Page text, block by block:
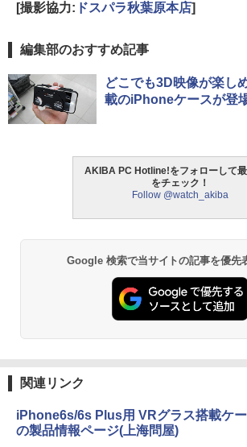
[撮影協力: ドスパラ秋葉原本店]
編集部のおすすめ記事
どこでも3D映像が楽し
載のiPhoneケースが登
AKIBA PC Hotline!をフォローして
をチェック！
Follow @watch_akiba
Google 検索で当サイトの記事を優先
関連リンク
iPhone6s/6s Plus用 VRグラス搭載ケ
の製品情報ページ(上海問屋)